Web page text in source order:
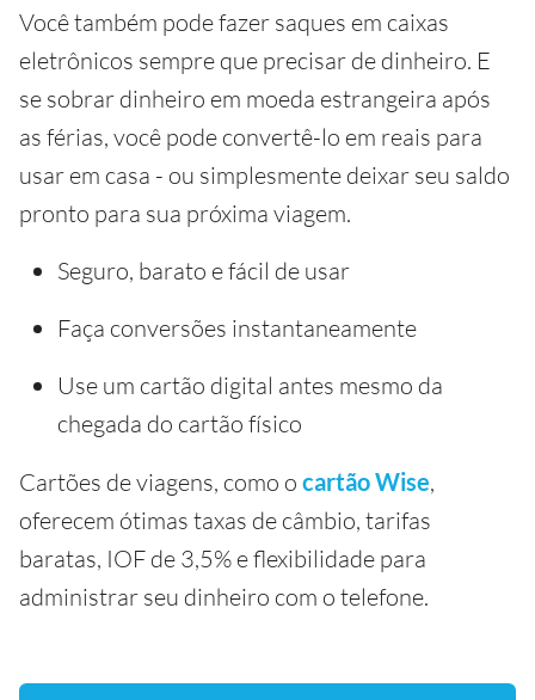
Você também pode fazer saques em caixas
eletrônicos sempre que precisar de dinheiro. E
se sobrar dinheiro em moeda estrangeira após
as férias, você pode convertê-lo em reais para
usar em casa - ou simplesmente deixar seu saldo
pronto para sua próxima viagem.
Seguro, barato e fácil de usar
Faça conversões instantaneamente
Use um cartão digital antes mesmo da
chegada do cartão físico
Cartões de viagens, como o cartão Wise,
oferecem ótimas taxas de câmbio, tarifas
baratas, IOF de 3,5% e flexibilidade para
administrar seu dinheiro com o telefone.